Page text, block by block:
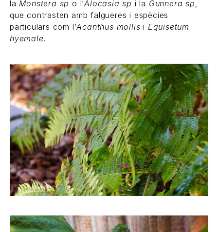
laMonstera sp o l’Alocasia sp i la Gunnera sp,
que contrasten amb falgueres i espècies
particulars com l’Acanthus mollis i Equisetum
hyemale.